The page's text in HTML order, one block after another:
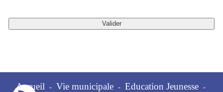
Accueil - Vie municipale - Education Jeunesse -